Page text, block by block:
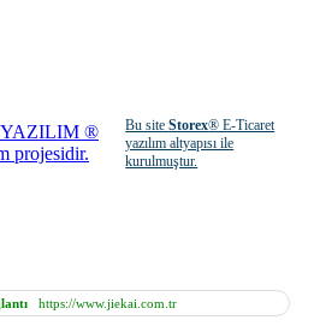
Bu siteStorex® E-Ticaret
yazılım altyapısı ile
kurulmuştur.
https://www.jiekai.com.tr